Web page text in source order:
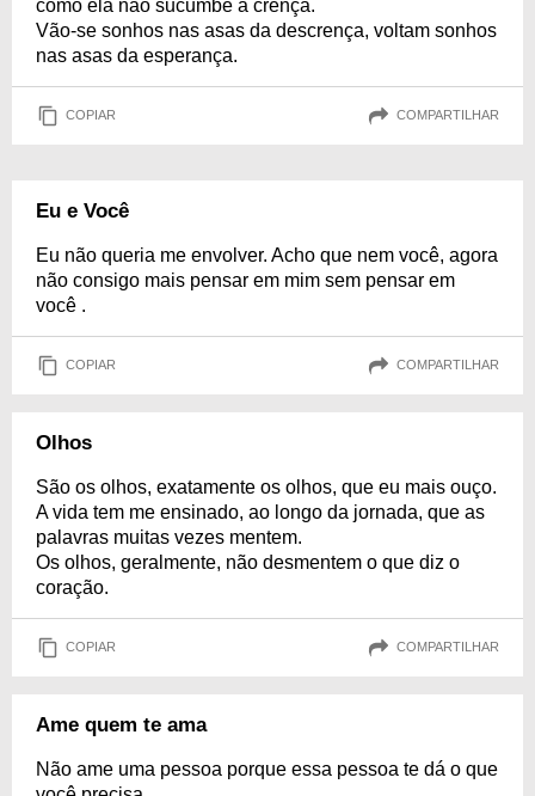
como ela não sucumbe a crença.
Vão-se sonhos nas asas da descrença, voltam sonhos
nas asas da esperança.
COPIAR COMPARTILHAR
Eu e Você
Eu não queria me envolver. Acho que nem você, agora
não consigo mais pensar em mim sem pensar em
você .
COPIAR COMPARTILHAR
Olhos
São os olhos, exatamente os olhos, que eu mais ouço.
A vida tem me ensinado, ao longo da jornada, que as
palavras muitas vezes mentem.
Os olhos, geralmente, não desmentem o que diz o
coração.
COPIAR COMPARTILHAR
Ame quem te ama
Não ame uma pessoa porque essa pessoa te dá o que